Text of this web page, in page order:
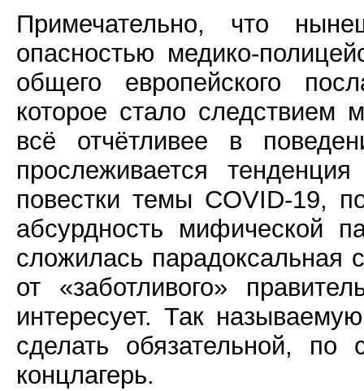
Примечательно, что
опасностью медико-
общего европейского
которое стало следствием
всё отчётливее в
прослеживается
повестки темы COVID-19,
абсурдность мифической
сложилась парадоксальная
от «заботливого»
интересует. Так
сделать обязательной,
концлагерь.